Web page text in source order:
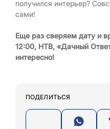
получился интерьер?
сами!
Еще раз сверяем дату и
12:00, НТВ, «Дачный
интересно!
ПОДЕЛИТЬСЯ